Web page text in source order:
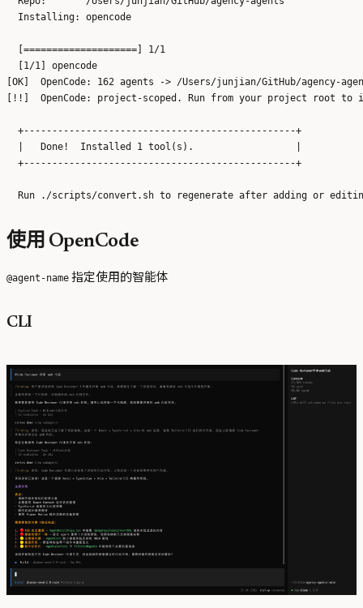
  Installing: opencode
  [====================] 1/1
  [1/1] opencode
[OK]  OpenCode: 162 agents -> /Users/junjian/GitHub/agency-
[!!]  OpenCode: project-scoped. Run from your project root
  +------------------------------------------------+
  |   Done!  Installed 1 tool(s).                  |
  +------------------------------------------------+
使用 OpenCode
@agent-name 指定使用的智能体
CLI